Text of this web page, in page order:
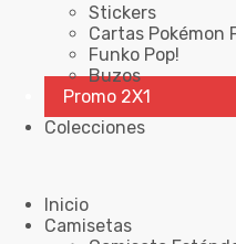
Stickers
Cartas Pokémon
Funko Pop!
Buzos
Promo 2X1
Colecciones
Inicio
Camisetas